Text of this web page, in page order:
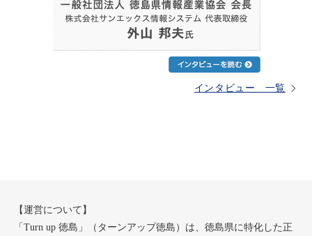
インタビュー 一覧
【運営について】
「Turn up 徳島」（ターンアップ徳島）は、徳島県に特化した正